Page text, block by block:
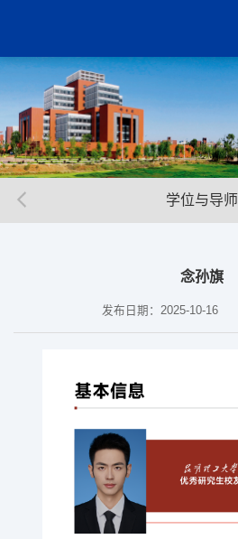
学位与导师
念孙旗
发布日期：2025-10-16